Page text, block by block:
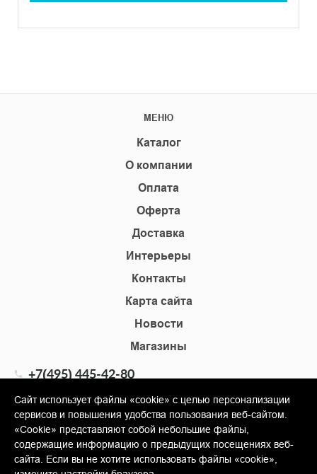
МЕНЮ
Каталог
О компании
Оплата
Оферта
Доставка
Интерьеры
Контакты
Карта сайта
Новости
Магазины
+7(495) 445-42-80
info@shopkm.ru
© Copyright 2013-2026 KERAMA MARAZZI, ООО «Гамма
Керамика»
Сайт использует файлы «cookie» с целью персонализации
сервисов и повышения удобства пользования веб-сайтом.
«Cookie» представляют собой небольшие файлы,
содержащие информацию о предыдущих посещениях веб-
сайта. Если вы не хотите использовать файлы «cookie»,